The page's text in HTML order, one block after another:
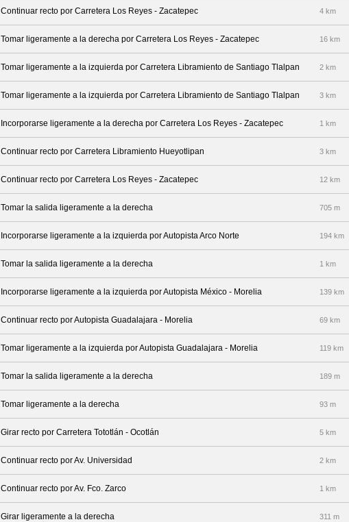
Continuar recto por Carretera Los Reyes - Zacatepec 4 km
Tomar ligeramente a la derecha por Carretera Los Reyes - Zacatepec 16 km
Tomar ligeramente a la izquierda por Carretera Libramiento de Santiago Tlalpan 2 km
Tomar ligeramente a la izquierda por Carretera Libramiento de Santiago Tlalpan 3 km
Incorporarse ligeramente a la derecha por Carretera Los Reyes - Zacatepec 1 km
Continuar recto por Carretera Libramiento Hueyotlipan 3 km
Continuar recto por Carretera Los Reyes - Zacatepec 12 km
Tomar la salida ligeramente a la derecha 705 m
Incorporarse ligeramente a la izquierda por Autopista Arco Norte 194 km
Tomar la salida ligeramente a la derecha 1 km
Incorporarse ligeramente a la izquierda por Autopista México - Morelia 139 km
Continuar recto por Autopista Guadalajara - Morelia 69 km
Tomar ligeramente a la izquierda por Autopista Guadalajara - Morelia 119 km
Tomar la salida ligeramente a la derecha 189 m
Tomar ligeramente a la derecha 93 m
Girar recto por Carretera Tototlán - Ocotlán 5 km
Continuar recto por Av. Universidad 2 km
Continuar recto por Av. Fco. Zarco 1 km
Girar ligeramente a la derecha 311 m